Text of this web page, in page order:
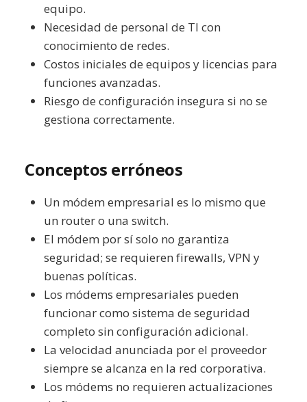
equipo.
Necesidad de personal de TI con
conocimiento de redes.
Costos iniciales de equipos y licencias para
funciones avanzadas.
Riesgo de configuración insegura si no se
gestiona correctamente.
Conceptos erróneos
Un módem empresarial es lo mismo que
un router o una switch.
El módem por sí solo no garantiza
seguridad; se requieren firewalls, VPN y
buenas políticas.
Los módems empresariales pueden
funcionar como sistema de seguridad
completo sin configuración adicional.
La velocidad anunciada por el proveedor
siempre se alcanza en la red corporativa.
Los módems no requieren actualizaciones